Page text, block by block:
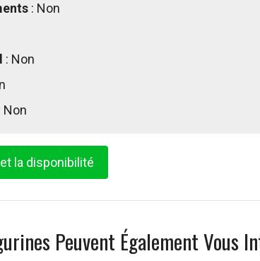
: Non
: Non
Non
la disponibilité
Peuvent Également Vous